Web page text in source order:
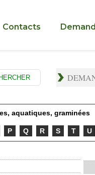
Contacts
aquatiques, graminées
P Q R S T U